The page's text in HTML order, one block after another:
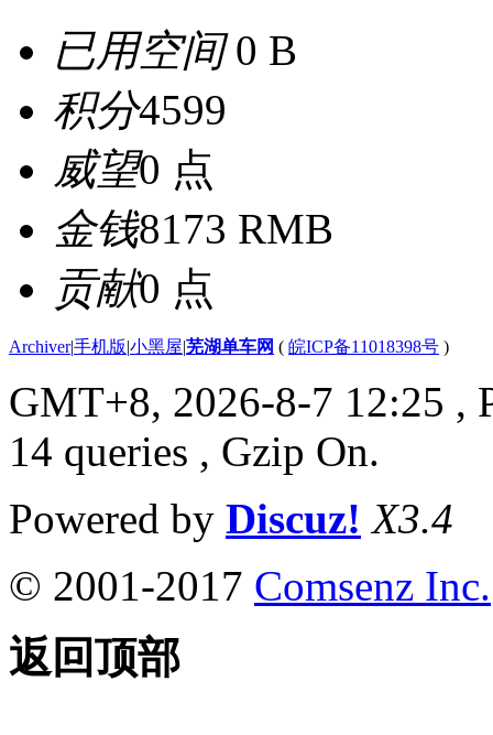
已用空间0 B
积分4599
威望0 点
金钱8173 RMB
贡献0 点
Archiver|手机版|小黑屋|芜湖单车网 ( 皖ICP备11018398号 )
GMT+8, 2026-8-7 12:25 ,
14 queries , Gzip On.
Powered by Discuz! X3.4
© 2001-2017 Comsenz Inc.
返回顶部